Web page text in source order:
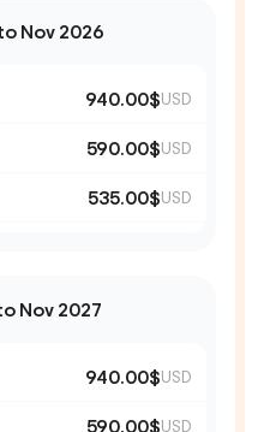
Nov 2026
940.00$USD
590.00$USD
535.00$USD
Nov 2027
940.00$USD
590.00$USD